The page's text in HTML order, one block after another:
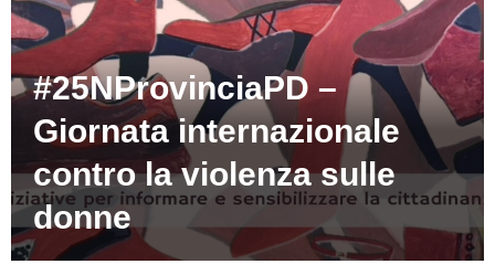
#25NProvinciaPD –
Giornata internazionale
contro la violenza sulle
donne